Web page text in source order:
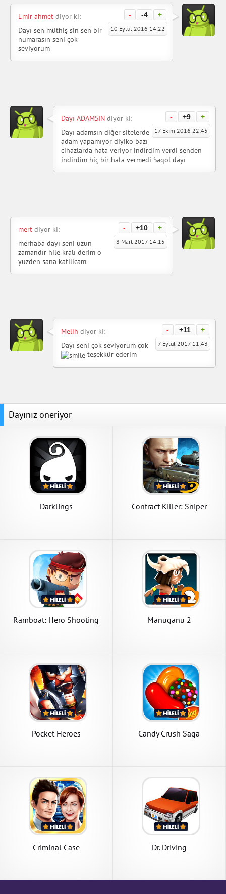
- -4 +
Emir ahmet diyor ki:
10 Eylül 2016 14:22
Dayı sen müthiş sin sen bir
numarasın seni çok
seviyorum
- +9 +
Dayı ADAMSIN diyor ki:
17 Ekim 2016 22:45
Dayı adamsın diğer sitelerde
adam yapamıyor diyiko bazı
cihazlarda hata veriyor indirdim verdi senden
indirdim hiç bir hata vermedi Saqol dayı
- +10 +
mert diyor ki:
8 Mart 2017 14:15
merhaba dayı seni uzun
zamandır hile kralı derim o
yuzden sana katilicam
- +11 +
Melih diyor ki:
7 Eylül 2017 11:43
Dayı seni çok seviyorum çok
teşekkür ederim
Dayınız öneriyor
Darklings Contract Killer: Sniper
Ramboat: Hero Shooting
Manuganu 2
Pocket Heroes Candy Crush Saga
Criminal Case Dr. Driving